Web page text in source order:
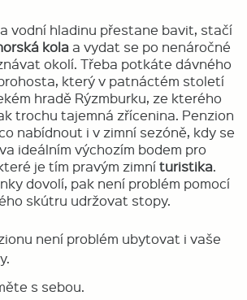
vodní hladinu přestane bavit, stačí
kolaa vydat se po nenáročné
okolí. Třeba potkáte dávného
který v patnáctém století
hradě Rýzmburku, ze kterého
trochu tajemná zřícenina. Penzion
nabídnout i v zimní sezóně, kdy se
ideálním výchozím bodem pro
je tím pravým zimníturistika.
dovolí, pak není problém pomocí
skútru udržovat stopy.
není problém ubytovat i vaše
s sebou.